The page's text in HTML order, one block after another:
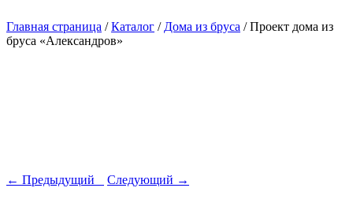
Главная страница /Каталог / Дома из бруса /Проект дома из
бруса «Александров»
← Предыдущий Следующий →